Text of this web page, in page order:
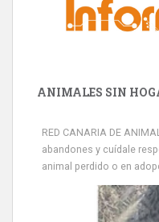
ANIMALES SIN
RED CANARIA DE
abandones y cuídale
animal perdido o en